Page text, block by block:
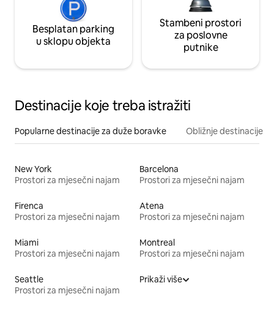
Besplatan parking
u sklopu objekta
Stambeni prostori
za poslovne
putnike
Destinacije koje treba istražiti
Popularne destinacije za duže boravke Obližnje destinacije
New York
Prostori za mjesečni najam
Barcelona
Prostori za mjesečni najam
Firenca
Prostori za mjesečni najam
Atena
Prostori za mjesečni najam
Miami
Prostori za mjesečni najam
Montreal
Prostori za mjesečni najam
Seattle
Prostori za mjesečni najam
Prikaži više